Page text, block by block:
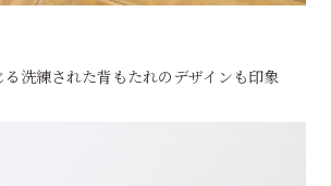
洗練された背もたれのデザインも印象